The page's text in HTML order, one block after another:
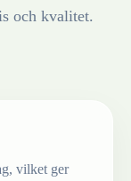
och kvalitet.
vilket ger